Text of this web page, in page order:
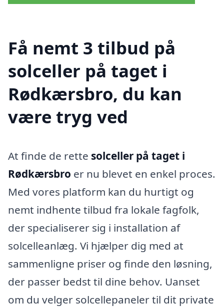
Få nemt 3 tilbud på
solceller på taget i
Rødkærsbro, du kan
være tryg ved
At finde de rette solceller på taget i
Rødkærsbro er nu blevet en enkel proces.
Med vores platform kan du hurtigt og
nemt indhente tilbud fra lokale fagfolk,
der specialiserer sig i installation af
solcelleanlæg. Vi hjælper dig med at
sammenligne priser og finde den løsning,
der passer bedst til dine behov. Uanset
om du velger solcellepaneler til dit private